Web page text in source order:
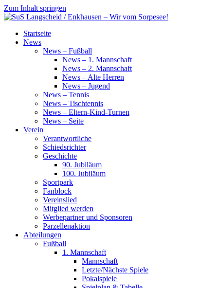
Zum Inhalt springen
SuS
Langscheid
Startseite
News
News – Fußball
News – 1. Mannschaft
News – 2. Mannschaft
News – Alte Herren
News – Jugend
News – Tennis
News – Tischtennis
News – Eltern-Kind-Turnen
News – Seite
Verein
Verantwortliche
Schiedsrichter
Geschichte
90. Jubiläum
100. Jubiläum
Sportpark
Fanblock
Vereinslied
Mitglied werden
Werbepartner und Sponsoren
Parzellenaktion
Abteilungen
Fußball
1. Mannschaft
Mannschaft
Letzte/Nächste Spiele
Pokalspiele